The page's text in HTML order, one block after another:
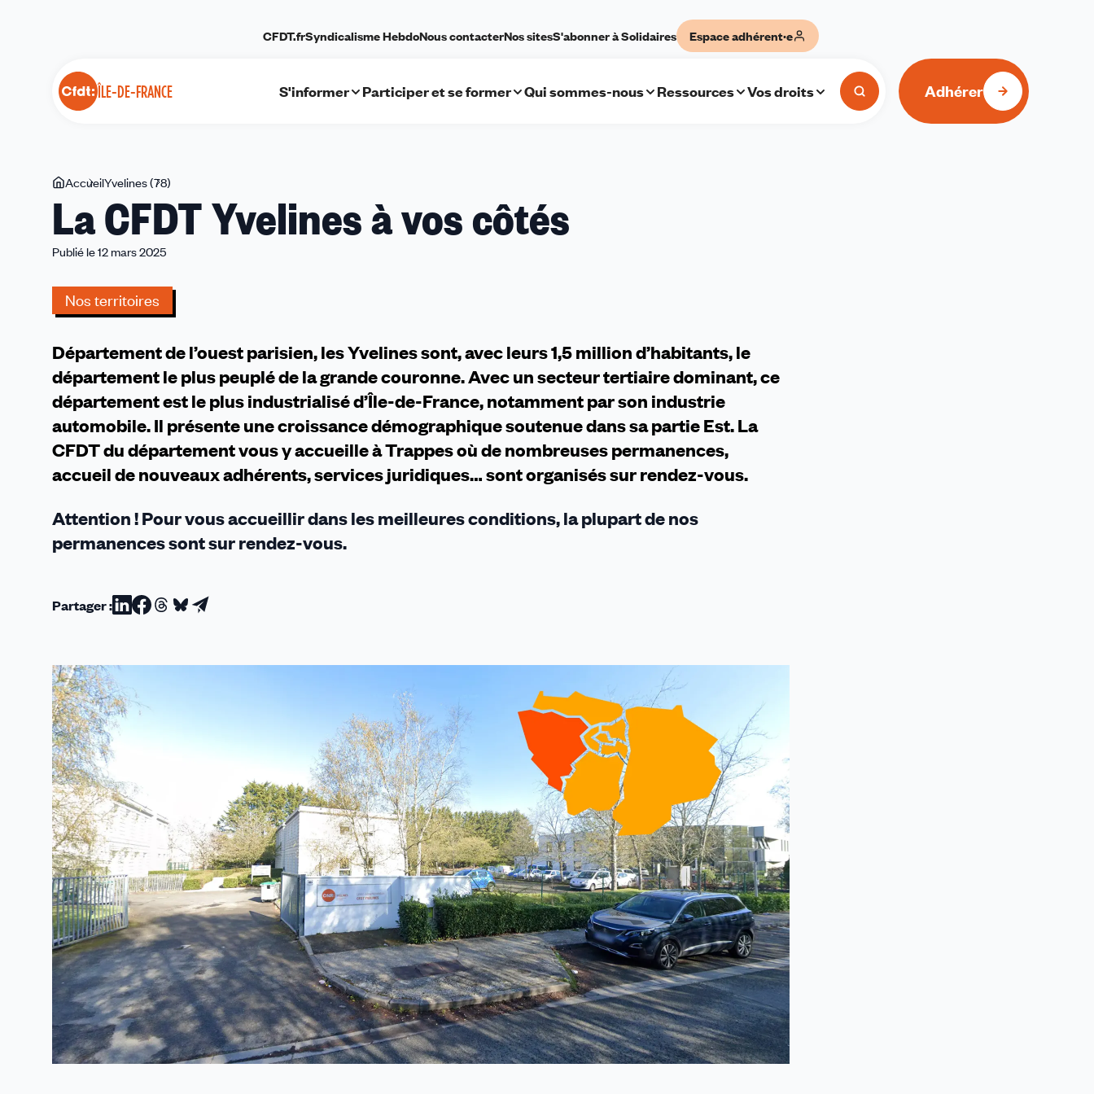
ÎLE-DE-FRANCE
CFDT.frSyndicalisme HebdoNous contacterNos sitesS'abonner à Solidaires Espace adhérent·e
S'informer Participer et se former Qui sommes-nous Ressources Vos droits Adhérer
Vous
êtes
AccueilYvelines (78)
CFDT
Yvelines
côtés
La CFDT Yvelines à vos côtés
Publié le 12 mars 2025
Nos territoires
Département de l’ouest parisien, les Yvelines sont, avec leurs 1,5 million d’habitants, le
département le plus peuplé de la grande couronne. Avec un secteur tertiaire dominant, ce
département est le plus industrialisé d’Île-de-France, notamment par son industrie
automobile. Il présente une croissance démographique soutenue dans sa partie Est. La
CFDT du département vous y accueille à Trappes où de nombreuses permanences,
accueil de nouveaux adhérents, services juridiques… sont organisés sur rendez-vous.
Attention !Pour vous accueillir dans les meilleures conditions, la plupart de nos
permanences sont sur rendez-vous.
Partager :Partager
Linkedin
Partager
Facebook
Partager
Threads
Partager
Bluesky
Partager
email